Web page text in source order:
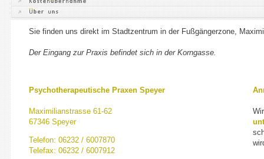
Sie finden uns direkt im Stadtzentrum in der Fußgängerzone,
Der Eingang zur Praxis befindet sich in der Korngasse.
Psychotherapeutische Praxen Speyer
Maximilianstrasse 61-62
67346 Speyer
Telefon: 06232 / 6007870
Telefax: 06232 / 6007912